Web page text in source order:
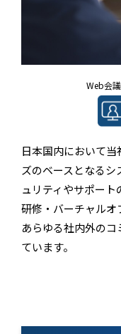
Web会
日本国内において
ズのベースとなる
ュリティやサポート
研修・バーチャルオ
あらゆる社内外の
ています。